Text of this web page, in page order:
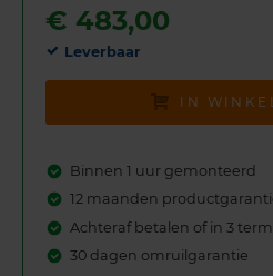
€ 483,00
Leverbaar
IN
Binnen 1 uur gemonteerd
12 maanden
Achteraf betalen of in 3
30 dagen omruilgarantie